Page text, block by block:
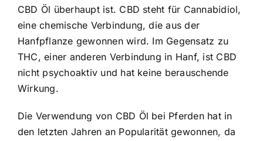
CBD Öl überhaupt ist. CBD steht für Cannabidiol,
eine chemische Verbindung, die aus der
Hanfpflanze gewonnen wird. Im Gegensatz zu
THC, einer anderen Verbindung in Hanf, ist CBD
nicht psychoaktiv und hat keine berauschende
Wirkung.
Die Verwendung von CBD Öl bei Pferdenhat in
den letzten Jahren an Popularität gewonnen, da